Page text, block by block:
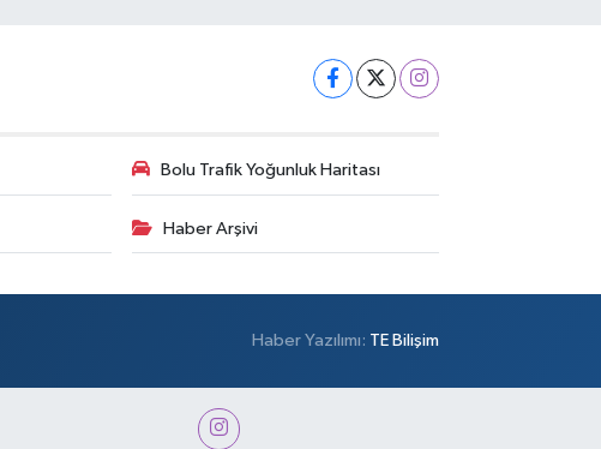
Bolu Trafik Yoğunluk Haritası
Haber Arşivi
Haber Yazılımı: TE Bilişim